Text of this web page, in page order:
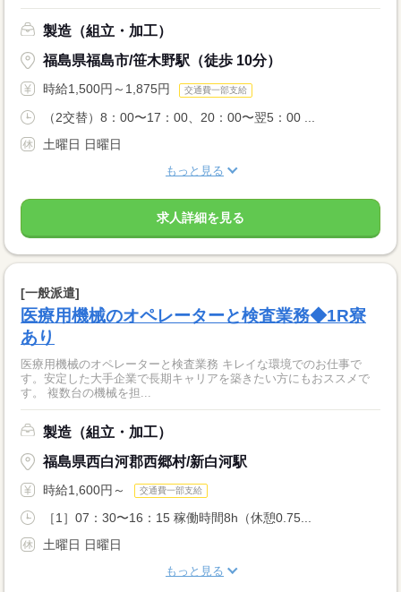
製造（組立・加工）
福島県福島市/笹木野駅（徒歩 10分）
時給1,500円～1,875円 交通費一部支給
（2交替）8：00〜17：00、20：00〜翌5：00 ...
土曜日 日曜日
もっと見る
求人詳細を見る
[一般派遣]
医療用機械のオペレーターと検査業務◆1R寮
あり
医療用機械のオペレーターと検査業務 キレイな環境でのお仕事で
す。安定した大手企業で長期キャリアを築きたい方にもおススメで
す。 複数台の機械を担...
製造（組立・加工）
福島県西白河郡西郷村/新白河駅
時給1,600円～ 交通費一部支給
［1］07：30〜16：15 稼働時間8h（休憩0.75...
土曜日 日曜日
もっと見る